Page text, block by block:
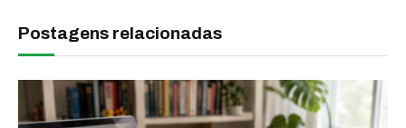
Postagens relacionadas